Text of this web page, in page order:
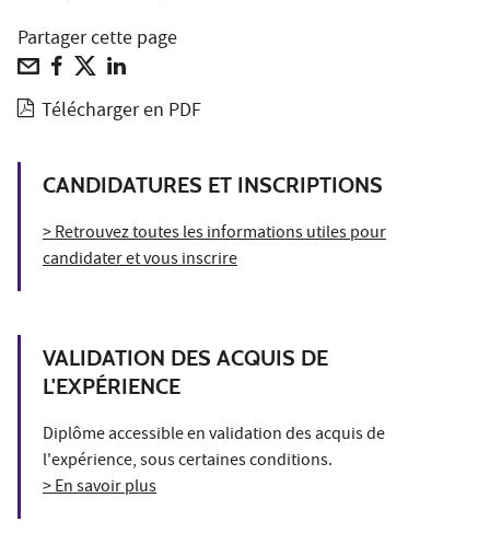
Partager cette page
Télécharger en PDF
CANDIDATURES ET INSCRIPTIONS
> Retrouvez toutes les informations utiles pour
candidater et vous inscrire
VALIDATION DES ACQUIS DE
L'EXPÉRIENCE
Diplôme accessible en validation des acquis de
l'expérience, sous certaines conditions.
> En savoir plus